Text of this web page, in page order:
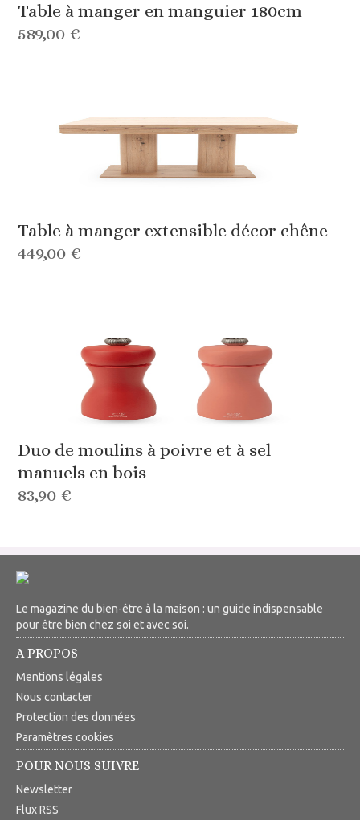
Table à manger en manguier 180cm
589,00 €
Table à manger extensible décor chêne
449,00 €
Duo de moulins à poivre et à sel
manuels en bois
83,90 €
Le magazine du bien-être à la maison : un guide indispensable
pour être bien chez soi et avec soi.
A PROPOS
Mentions légales
Nous contacter
Protection des données
Paramètres cookies
POUR NOUS SUIVRE
Newsletter
Flux RSS